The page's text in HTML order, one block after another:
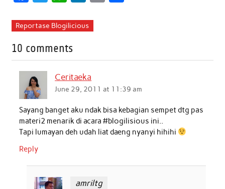
c
b
o
o
k
i
t
a
s
n
I
Reportase Blogilicious
10 comments
Ceritaeka
June 29, 2011 at 11:39 am
Sayang banget aku ndak bisa kebagian sempet dtg pas
materi2 menarik di acara #blogilisious ini..
Tapi lumayan deh udah liat daeng nyanyi hihihi
Reply
amriltg